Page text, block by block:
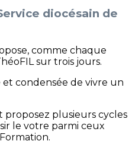
diocésain de
comme chaque
sur trois jours.
condensée de vivre un
proposez plusieurs cycles
le votre parmi ceux